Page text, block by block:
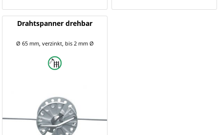
Drahtspanner drehbar
Ø 65 mm, verzinkt, bis 2 mm Ø